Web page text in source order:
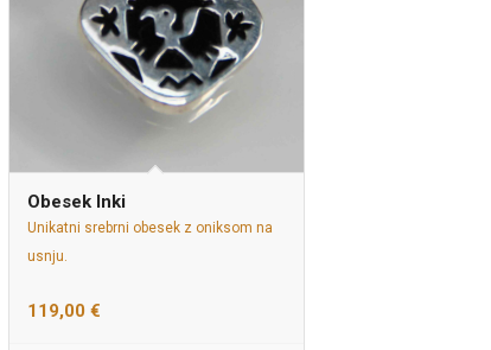
Obesek Inki
Unikatni srebrni obesek z oniksom na
usnju.
119,00€